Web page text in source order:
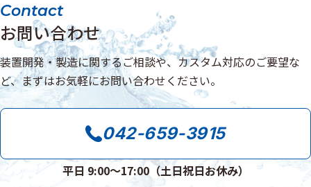
Contact
お問い合わせ
装置開発・製造に関するご相談や、カスタム対応のご要望な
ど、まずはお気軽にお問い合わせください。
042-659-3915
平日 9:00〜17:00（土日祝日お休み）